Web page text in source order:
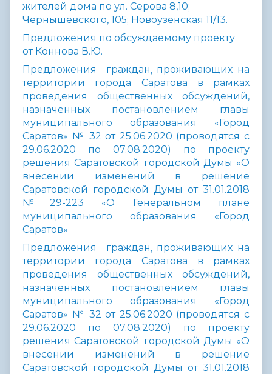
жителей дома по ул. Серова 8,10;
Чернышевского, 105; Новоузенская 11/13.
Предложения по обсуждаемому проекту
от Коннова В.Ю.
Предложения граждан, проживающих на
территории города Саратова в рамках
проведения общественных обсуждений,
назначенных постановлением главы
муниципального образования «Город
Саратов» № 32 от 25.06.2020 (проводятся с
29.06.2020 по 07.08.2020) по проекту
решения Саратовской городской Думы «О
внесении изменений в решение
Саратовской городской Думы от 31.01.2018
№29-223 «О Генеральном плане
муниципального образования «Город
Саратов»
Предложения граждан, проживающих на
территории города Саратова в рамках
проведения общественных обсуждений,
назначенных постановлением главы
муниципального образования «Город
Саратов» № 32 от 25.06.2020 (проводятся с
29.06.2020 по 07.08.2020) по проекту
решения Саратовской городской Думы «О
внесении изменений в решение
Саратовской городской Думы от 31.01.2018